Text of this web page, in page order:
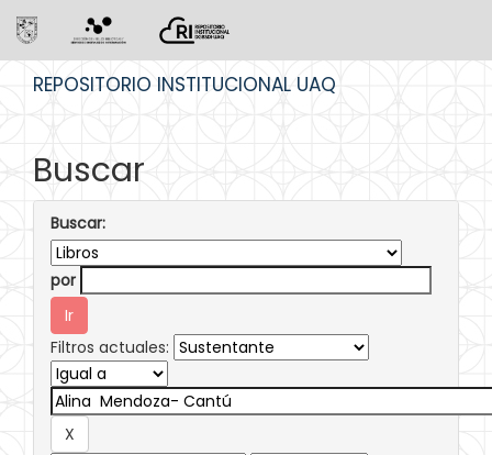
REPOSITORIO INSTITUCIONAL UAQ
Buscar
Buscar:
por
Filtros actuales: